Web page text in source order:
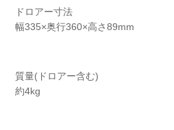
ドロアー寸法
幅335×奥行360×高さ89mm
質量(ドロアー含む)
約4kg